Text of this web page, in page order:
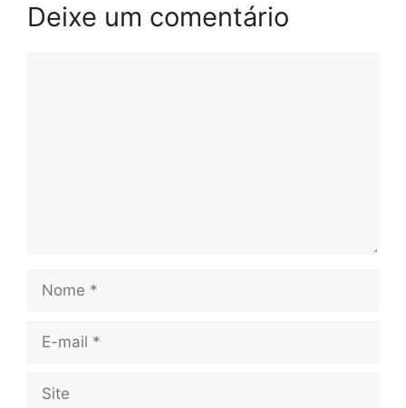
Deixe um comentário
Nome
Site